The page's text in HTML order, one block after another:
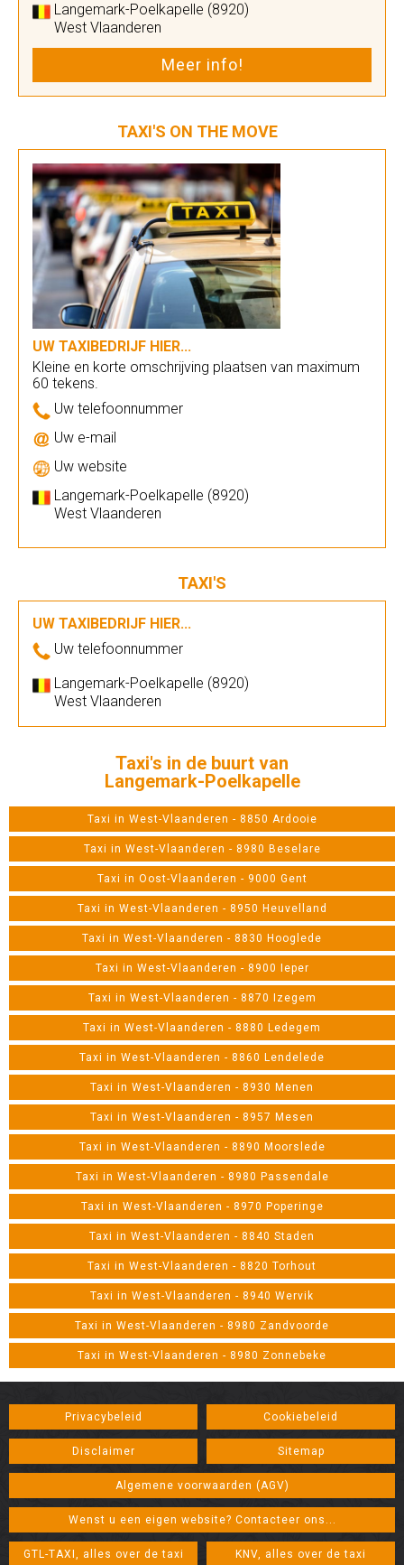
Langemark-Poelkapelle (8920)
West Vlaanderen
Meer info!
TAXI'S ON THE MOVE
UW TAXIBEDRIJF HIER...
Kleine en korte omschrijving plaatsen van maximum
60 tekens.
Uw telefoonnummer
Uw e-mail
Uw website
Langemark-Poelkapelle (8920)
West Vlaanderen
TAXI'S
UW TAXIBEDRIJF HIER...
Uw telefoonnummer
Langemark-Poelkapelle (8920)
West Vlaanderen
Taxi's in de buurt van
Langemark-Poelkapelle
Taxi in West-Vlaanderen - 8850 Ardooie
Taxi in West-Vlaanderen - 8980 Beselare
Taxi in Oost-Vlaanderen - 9000 Gent
Taxi in West-Vlaanderen - 8950 Heuvelland
Taxi in West-Vlaanderen - 8830 Hooglede
Taxi in West-Vlaanderen - 8900 Ieper
Taxi in West-Vlaanderen - 8870 Izegem
Taxi in West-Vlaanderen - 8880 Ledegem
Taxi in West-Vlaanderen - 8860 Lendelede
Taxi in West-Vlaanderen - 8930 Menen
Taxi in West-Vlaanderen - 8957 Mesen
Taxi in West-Vlaanderen - 8890 Moorslede
Taxi in West-Vlaanderen - 8980 Passendale
Taxi in West-Vlaanderen - 8970 Poperinge
Taxi in West-Vlaanderen - 8840 Staden
Taxi in West-Vlaanderen - 8820 Torhout
Taxi in West-Vlaanderen - 8940 Wervik
Taxi in West-Vlaanderen - 8980 Zandvoorde
Taxi in West-Vlaanderen - 8980 Zonnebeke
Privacybeleid Cookiebeleid
Disclaimer Sitemap
Algemene voorwaarden (AGV)
Wenst u een eigen website? Contacteer ons...
GTL-TAXI, alles over de taxi
KNV, alles over de taxi